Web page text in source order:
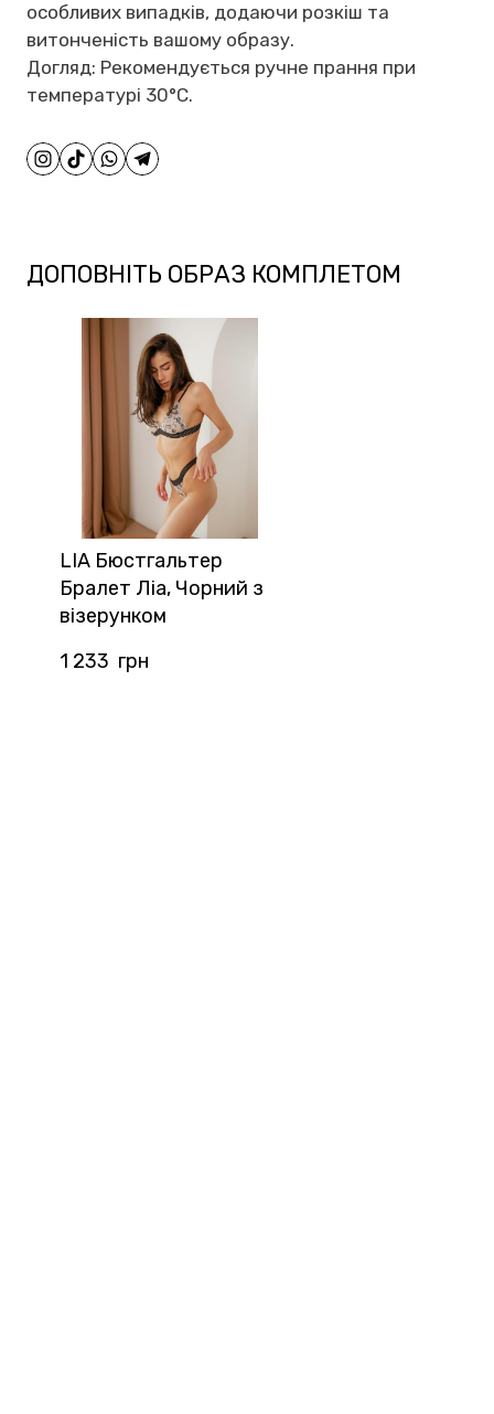
особливих випадків, додаючи розкіш та
витонченість вашому образу.
Догляд: Рекомендується ручне прання при
температурі 30°C.
ДОПОВНІТЬ ОБРАЗ КОМПЛЕТОМ
LIA Бюстгальтер
Бралет Ліа, Чорний з
візерунком
1 233  грн